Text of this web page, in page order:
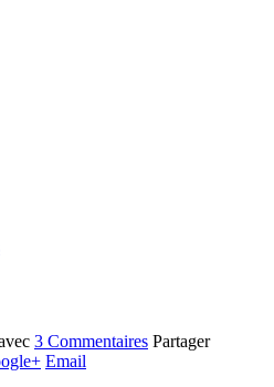
3 Commentaires Partager
Email